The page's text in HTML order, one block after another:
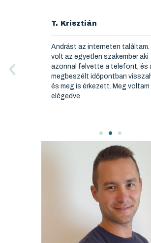
problémák. A
és a
T. Krisztián
Andrást az interneten találtam.
volt az egyetlen szakember aki
azonnal felvette a telefont, és
megbeszélt időpontban
és meg is érkezett. Meg voltam
elégedve.